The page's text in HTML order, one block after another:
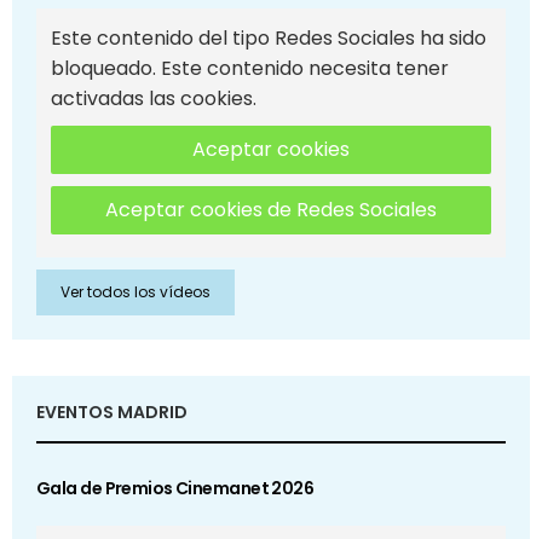
Este contenido del tipo Redes Sociales ha sido
bloqueado. Este contenido necesita tener
activadas las cookies.
Aceptar cookies
Aceptar cookies de Redes Sociales
Ver todos los vídeos
EVENTOS MADRID
Gala de Premios Cinemanet 2026